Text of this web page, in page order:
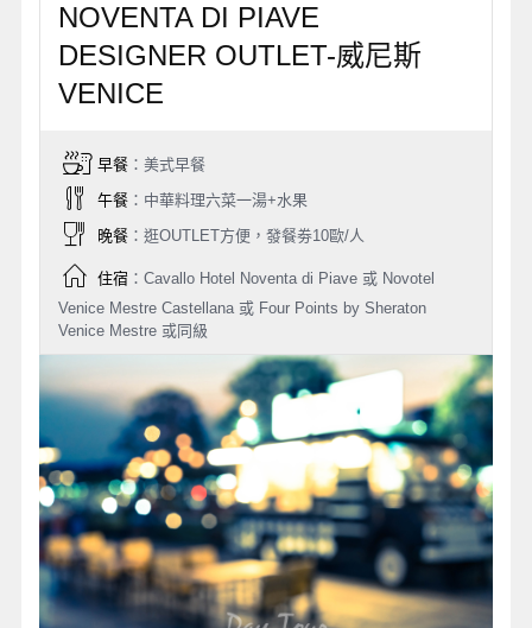
NOVENTA DI PIAVE
DESIGNER OUTLET-威尼斯
VENICE
早餐：美式早餐
午餐：中華料理六菜一湯+水果
晚餐：逛OUTLET方便，發餐劵10歐/人
住宿：Cavallo Hotel Noventa di Piave 或 Novotel
Venice Mestre Castellana 或 Four Points by Sheraton
Venice Mestre 或同級